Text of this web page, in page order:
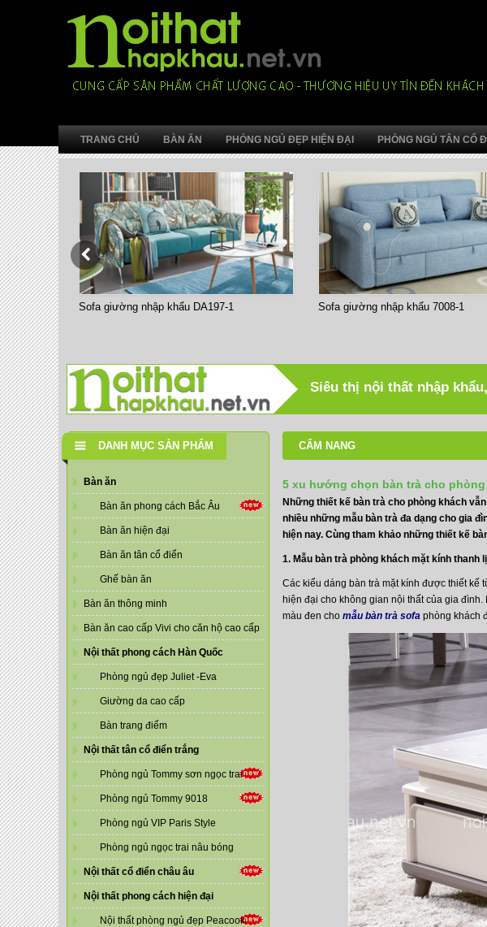
TRANG CHỦ BÀN ĂN PHÒNG NGỦ ĐẸP HIỆN ĐẠI PHÒNG NGỦ TÂN CỔ
Sofa giường nhập khẩu DA197-1 Sofa giường nhập khẩu 7008-1
Siêu thị nội thất nhập
DANH MỤC SẢN PHẨM
Bàn ăn
Bàn ăn phong cách Bắc Âu
Bàn ăn hiện đại
Bàn ăn tân cổ điển
Ghế bàn ăn
Bàn ăn thông minh
Bàn ăn cao cấp Vivi cho căn hộ cao cấp
Nội thất phong cách Hàn Quốc
Phòng ngủ đẹp Juliet -Eva
Giường da cao cấp
Bàn trang điểm
Nội thất tân cổ điển trắng
Phòng ngủ Tommy sơn ngọc trai
Phòng ngủ Tommy 9018
Phòng ngủ VIP Paris Style
Phòng ngủ ngọc trai nâu bóng
Nội thất cổ điển châu âu
Nội thất phong cách hiện đại
Nội thất phòng ngủ đẹp Peacook
CẨM NANG
5 xu hướng chọn bàn trà cho
Những thiết kế bàn trà cho phòng khách
nhiều những mẫu bàn trà đa dạng cho gia
hiện nay. Cùng tham khảo những thiết kế
1. Mẫu bàn trà phòng khách mặt kính thanh
Các kiểu dáng bàn trà mặt kính được thiết
hiện đại cho không gian nội thất của gia
màu đen cho mẫu bàn trà sofa phòng khách